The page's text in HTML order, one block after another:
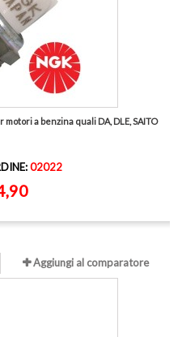
a benzina quali DA, DLE, SAITO
02022
Aggiungi al comparatore